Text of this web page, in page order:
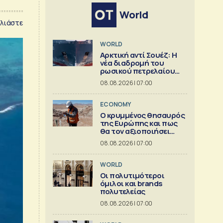
World
WORLD
Αρκτική αντί Σουέζ: Η
νέα διαδρομή του
ρωσικού πετρελαίου
[Γράφημα]
08.08.2026 | 07:00
ECONOMY
Ο κρυμμένος θησαυρός
της Ευρώπης και πως
θα τον αξιοποιήσει
[γράφημα]
08.08.2026 | 07:00
WORLD
Οι πολυτιμότεροι
όμιλοι και brands
πολυτελείας
08.08.2026 | 07:00